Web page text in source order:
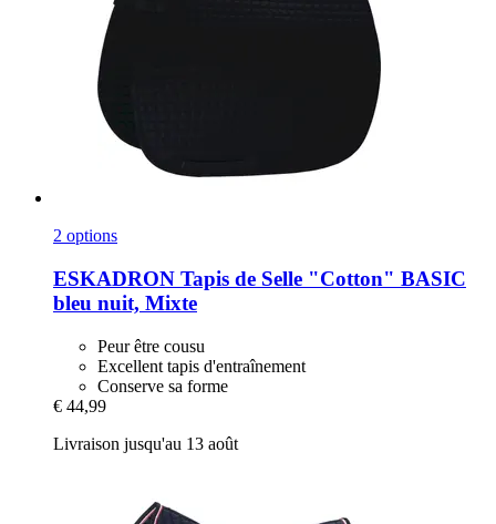
2 options
ESKADRON Tapis de Selle "Cotton" BASIC
bleu nuit, Mixte
Peur être cousu
Excellent tapis d'entraînement
Conserve sa forme
€ 44,99
Livraison jusqu'au 13 août